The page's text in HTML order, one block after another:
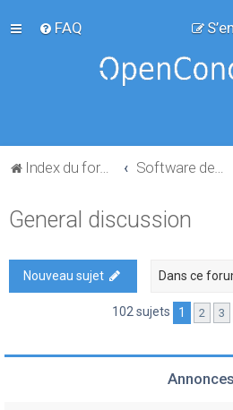
FAQ
Index du forum
General discussion
Nouveau sujet
102 sujets 1 2 3
Annonces